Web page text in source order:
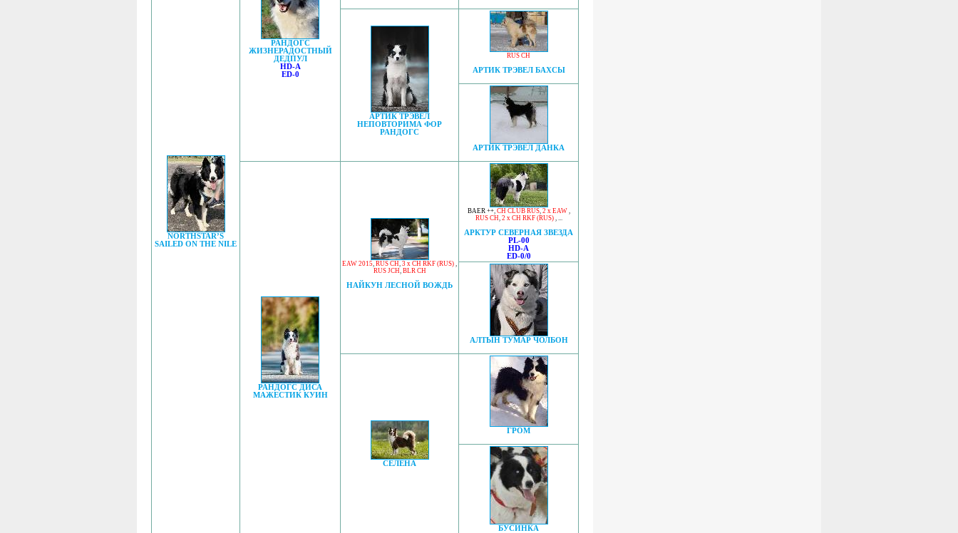
NORTHSTAR’S
SAILED ON THE NILE
РАНДОГС
ЖИЗНЕРАДОСТНЫЙ
ДЕДПУЛ
HD-A
ED-0
АРТИК ТРЭВЕЛ
НЕПОВТОРИМА ФОР
РАНДОГС
RUS CH
АРТИК ТРЭВЕЛ БАХСЫ
АРТИК ТРЭВЕЛ ДАНКА
РАНДОГС ДИСА
МАЖЕСТИК КУИН
EAW 2015, RUS CH, 3 x CH RKF (RUS) ,
RUS JCH, BLR CH
НАЙКУН ЛЕСНОЙ ВОЖДЬ
BAER ++, CH CLUB RUS, 2 x EAW,
RUS CH, 2 x CH RKF (RUS), ...
АРКТУР СЕВЕРНАЯ ЗВЕЗДА
PL-00
HD-A
ED-0/0
АЛТЫН ТУМАР ЧОЛБОН
СЕЛЕНА
ГРОМ
БУСИНКА